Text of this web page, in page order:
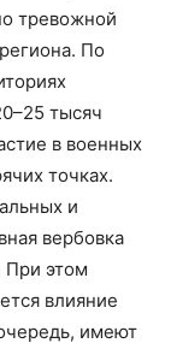
тревожной
По
тысяч
в военных
точках.
и
вербовка
При этом
влияние
имеют